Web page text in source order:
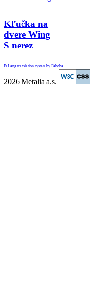
Kľučka na
dvere Wing
S nerez
FaLang translation system by Faboba
2026 Metalia a.s.